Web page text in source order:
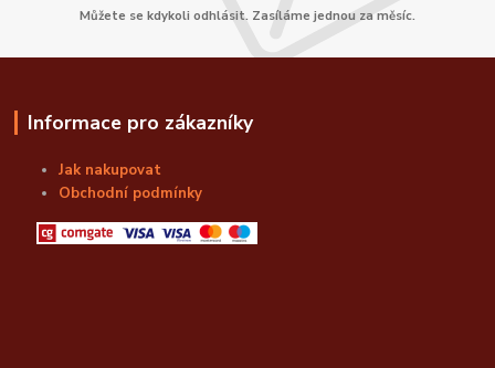
Můžete se kdykoli odhlásit. Zasíláme jednou za měsíc.
Informace pro zákazníky
Jak nakupovat
Obchodní podmínky